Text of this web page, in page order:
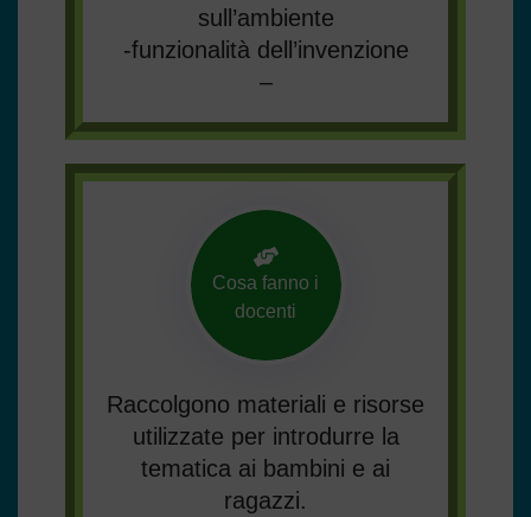
sull’ambiente
-funzionalità dell’invenzione
–
Cosa fanno i
docenti
Raccolgono materiali e risorse
utilizzate per introdurre la
tematica ai bambini e ai
ragazzi.